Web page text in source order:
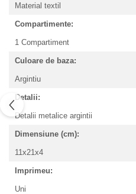
Material textil
Compartimente:
1 Compartiment
Culoare de baza:
Argintiu
Detalii:
Detalii metalice argintii
Dimensiune (cm):
11x21x4
Imprimeu:
Uni